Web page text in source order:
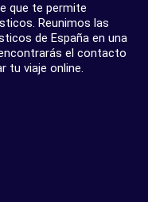
que te permite
Reunimos las
de España en una
el contacto
tu viaje online.